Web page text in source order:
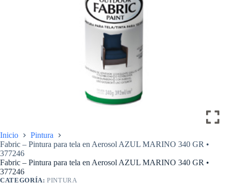
Inicio
Pintura
Fabric – Pintura para tela en Aerosol AZUL MARINO 340 GR •
377246
Fabric – Pintura para tela en Aerosol AZUL MARINO 340 GR •
377246
CATEGORÍA:PINTURA